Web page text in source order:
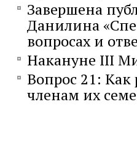
Завершена
Данилина
вопросах и
Накануне III
Вопрос 21:
членам их